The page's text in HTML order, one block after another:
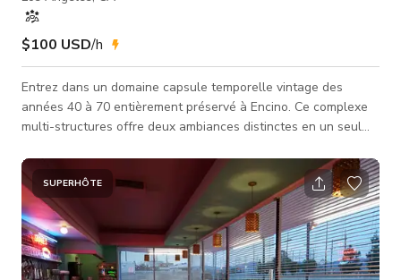
$100 USD/h
Entrez dans un domaine capsule temporelle vintage des
années 40 à 70 entièrement préservé à Encino. Ce complexe
multi-structures offre deux ambiances distinctes en un seul
milieu du siècle et une cabane séparée à l'arrière qui
ressemble à une retraite d'artiste rustique. Chaque pièce est
décorée avec un mobilier d'époque authentique, des tons
boisés riches, des luminaires de caractère et des détails
superposés que
SUPERHÔTE